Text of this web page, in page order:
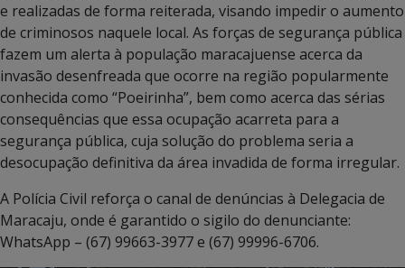
e realizadas de forma reiterada, visando impedir o aumento
de criminosos naquele local. As forças de segurança pública
fazem um alerta à população maracajuense acerca da
invasão desenfreada que ocorre na região popularmente
conhecida como “Poeirinha”, bem como acerca das sérias
consequências que essa ocupação acarreta para a
segurança pública, cuja solução do problema seria a
desocupação definitiva da área invadida de forma irregular.
A Polícia Civil reforça o canal de denúncias à Delegacia de
Maracaju, onde é garantido o sigilo do denunciante:
WhatsApp – (67) 99663-3977 e (67) 99996-6706.